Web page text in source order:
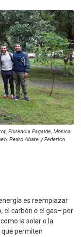
Florencia Fagalde, Mónica
Pedro Abate y Federico
es reemplazar
el carbón o el gas– por
como la solar o la
que permiten